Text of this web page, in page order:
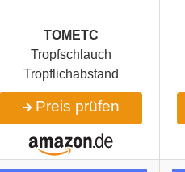
TOMETC
Tropfschlauch
Tropflichabstand
Preis prüfen